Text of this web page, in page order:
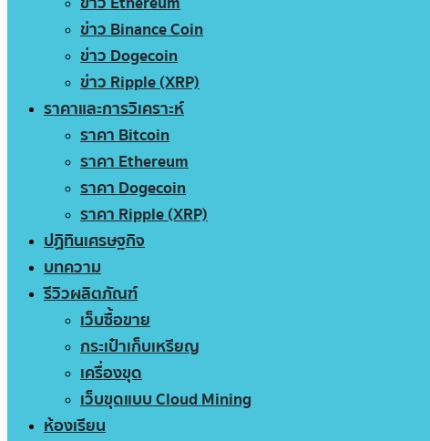
ข่าว Binance Coin
ข่าว Dogecoin
ข่าว Ripple (XRP)
ราคาและการวิเคราะห์
ราคา Bitcoin
ราคา Ethereum
ราคา Dogecoin
ราคา Ripple (XRP)
ปฏิทินเศรษฐกิจ
บทความ
รีวิวผลิตภัณฑ์
เว็บซื้อขาย
กระเป๋าเก็บเหรียญ
เครื่องขุด
เว็บขุดแบบ Cloud Mining
ห้องเรียน